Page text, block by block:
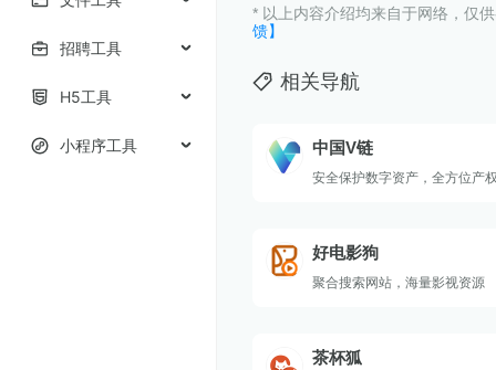
招聘工具
H5工具
小程序工具
* 以上内容介绍均来自于网络，仅
馈】
相关导航
中国V链
安全保护数字资产，全方位产
好电影狗
聚合搜索网站，海量影视资源
茶杯狐